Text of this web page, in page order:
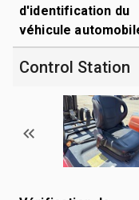
d'identification du
véhicule
Control Station